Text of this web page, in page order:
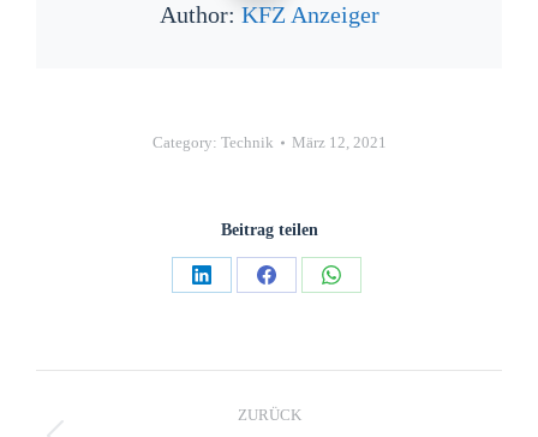
Author: KFZ Anzeiger
Category: Technik März 12, 2021
Beitrag teilen
ZURÜCK